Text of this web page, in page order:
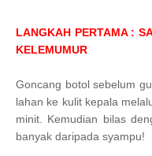
LANGKAH PERTAMA :
KELEMUMUR
Goncang botol sebelum
lahan ke kulit kepala
minit. Kemudian bilas
banyak daripada syampu!